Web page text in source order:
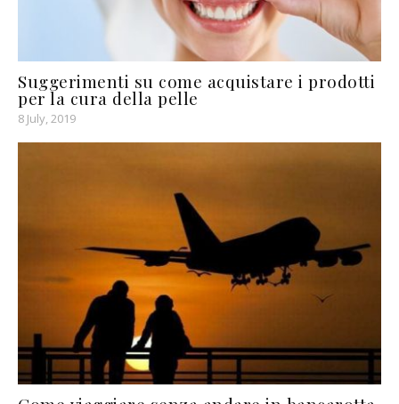
Suggerimenti su come acquistare i prodotti
per la cura della pelle
8 July, 2019